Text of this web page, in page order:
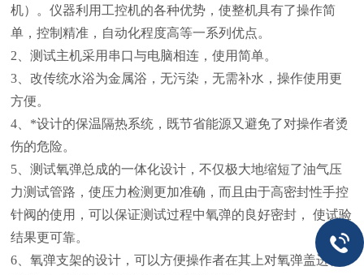
机）。仪器利用工控机的各种优势，使整机具有了操作简
单，控制精准，自动化程度高等一系列优点。
2、测试主机采用串口与电脑相连，使用简单。
3、改传统水浴为金属浴，无污染，无需补水，操作使用更
方便。
4、*设计的保温隔热系统，既节省能源又避免了对操作者烫
伤的危险。
5、测试氧弹总成的一体化设计，不仅极大地缩短了油气压
力测试管路，使压力检测更加准确，而且由于高密封性手控
针阀的使用，可以保证测试过程中氧弹的良好密封， 使试验
结果更可靠。
6、氧弹支架的设计，可以方便操作者在其上对氧弹盖进行